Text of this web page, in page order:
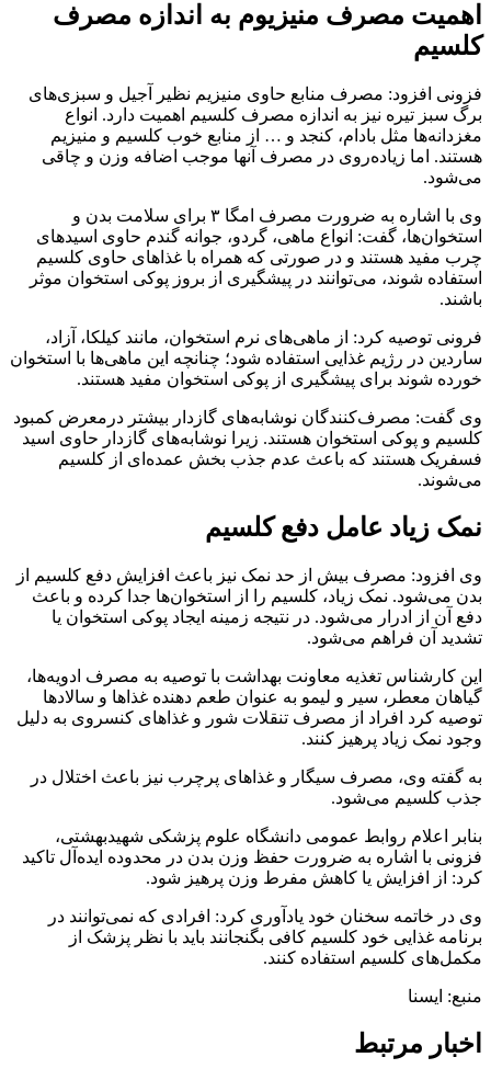
اهمیت مصرف منیزیوم به اندازه مصرف
کلسیم
فزونی افزود: مصرف منابع حاوی منیزیم نظیر آجیل و سبزی‌های
برگ سبز تیره نیز به اندازه مصرف کلسیم اهمیت دارد. انواع
مغزدانه‌ها مثل بادام، کنجد و … از منابع خوب کلسیم و منیزیم
هستند. اما زیاده‌روی در مصرف آنها موجب اضافه وزن و چاقی
می‌شود.
وی با اشاره به ضرورت مصرف امگا ۳ برای سلامت بدن و
استخوان‌ها، گفت: انواع ماهی، گردو، جوانه گندم حاوی اسیدهای
چرب مفید هستند و در صورتی که همراه با غذاهای حاوی کلسیم
استفاده شوند، می‌توانند در پیشگیری از بروز پوکی استخوان موثر
باشند.
فرونی توصیه کرد: از ماهی‌های نرم استخوان، مانند کیلکا، آزاد،
ساردین در رژیم غذایی استفاده شود؛ چنانچه این ماهی‌ها با استخوان
خورده شوند برای پیشگیری از پوکی استخوان مفید هستند.
وی گفت: مصرف‌کنندگان نوشابه‌های گازدار بیشتر درمعرض کمبود
کلسیم و پوکی استخوان هستند. زیرا نوشابه‌های گازدار حاوی اسید
فسفریک هستند که باعث عدم جذب بخش عمده‌ای از کلسیم
می‌شوند.
نمک زیاد عامل دفع کلسیم
وی افزود: مصرف بیش از حد نمک نیز باعث افزایش دفع کلسیم از
بدن می‌شود. نمک زیاد، کلسیم را از استخوان‌ها جدا کرده و باعث
دفع آن از ادرار می‌شود. در نتیجه زمینه ایجاد پوکی استخوان یا
تشدید آن فراهم می‌شود.
این کارشناس تغذیه معاونت بهداشت با توصیه به مصرف ادویه‌ها،
گیاهان معطر، سیر و لیمو به عنوان طعم دهنده غذاها و سالادها
توصیه کرد افراد از مصرف تنقلات شور و غذاهای کنسروی به دلیل
وجود نمک زیاد پرهیز کنند.
به گفته وی، مصرف سیگار و غذاهای پرچرب نیز باعث اختلال در
جذب کلسیم می‌شود.
بنابر اعلام روابط عمومی دانشگاه علوم پزشکی شهیدبهشتی،
فزونی با اشاره به ضرورت حفظ وزن بدن در محدوده ایده‌آل تاکید
کرد: از افزایش یا کاهش مفرط وزن پرهیز شود.
وی در خاتمه سخنان خود یادآوری کرد: افرادی که نمی‌توانند در
برنامه غذایی خود کلسیم کافی بگنجانند باید با نظر پزشک از
مکمل‌های کلسیم استفاده کنند.
منبع: ایسنا
اخبار مرتبط